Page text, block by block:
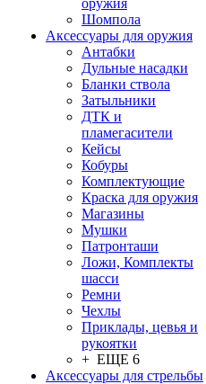
оружия
Шомпола
Аксессуары для оружия
Антабки
Дульные насадки
Бланки ствола
Затыльники
ДТК и
пламегасители
Кейсы
Кобуры
Комплектующие
Краска для оружия
Магазины
Мушки
Патронташи
Ложи, Комплекты
шасси
Ремни
Чехлы
Приклады, цевья и
рукоятки
+ ЕЩЕ 6
Аксессуары для стрельбы